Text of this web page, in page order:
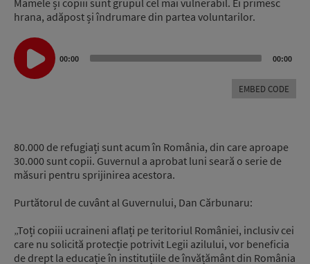
hrana, adăpost și îndrumare din partea voluntarilor.
Audio
Player
00:00 00:00
EMBED CODE
80.000 de refugiați sunt acum în România, din care aproape
30.000 sunt copii. Guvernul a aprobat luni seară o serie de
măsuri pentru sprijinirea acestora.
Purtătorul de cuvânt al Guvernului, Dan Cărbunaru:
„Toți copiii ucraineni aflați pe teritoriul României, inclusiv cei
care nu solicită protecție potrivit Legii azilului, vor beneficia
de drept la educație în instituțiile de învățământ din România